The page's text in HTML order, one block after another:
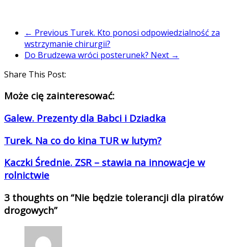
← Previous Turek. Kto ponosi odpowiedzialność za
wstrzymanie chirurgii?
Do Brudzewa wróci posterunek? Next →
Share This Post:
Może cię zainteresować:
Galew. Prezenty dla Babci i Dziadka
Turek. Na co do kina TUR w lutym?
Kaczki Średnie. ZSR – stawia na innowacje w
rolnictwie
3 thoughts on “Nie będzie tolerancji dla piratów
drogowych”